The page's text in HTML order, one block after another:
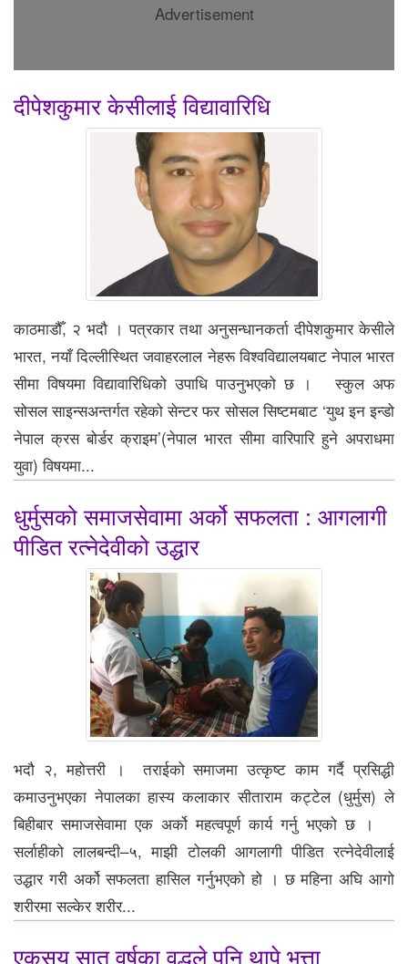
Advertisement
दीपेशकुमार केसीलाई विद्यावारिधि
काठमाडौँ, २ भदौ । पत्रकार तथा अनुसन्धानकर्ता दीपेशकुमार केसीले
भारत, नयाँ दिल्लीस्थित जवाहरलाल नेहरू विश्वविद्यालयबाट नेपाल भारत
सीमा विषयमा विद्यावारिधिको उपाधि पाउनुभएको छ । स्कुल अफ
सोसल साइन्सअन्तर्गत रहेको सेन्टर फर सोसल सिष्टमबाट ‘युथ इन इन्डो
नेपाल क्रस बोर्डर क्राइम’(नेपाल भारत सीमा वारिपारि हुने अपराधमा
युवा) विषयमा...
धुर्मुसको समाजसेवामा अर्को सफलता : आगलागी
पीडित रत्नेदेवीको उद्धार
भदौ २, महोत्तरी । तराईको समाजमा उत्कृष्ट काम गर्दै प्रसिद्धी
कमाउनुभएका नेपालका हास्य कलाकार सीताराम कट्टेल (धुर्मुस) ले
बिहीबार समाजसेवामा एक अर्को महत्वपूर्ण कार्य गर्नु भएको छ ।
सर्लाहीको लालबन्दी–५, माझी टोलकी आगलागी पीडित रत्नेदेवीलाई
उद्धार गरी अर्को सफलता हासिल गर्नुभएको हो । छ महिना अघि आगो
शरीरमा सल्केर शरीर...
एकसय सात वर्षका वृद्धले पनि थापे भत्ता